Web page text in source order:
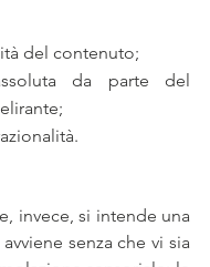
del contenuto;
da parte del
invece, si intende una
senza che vi sia